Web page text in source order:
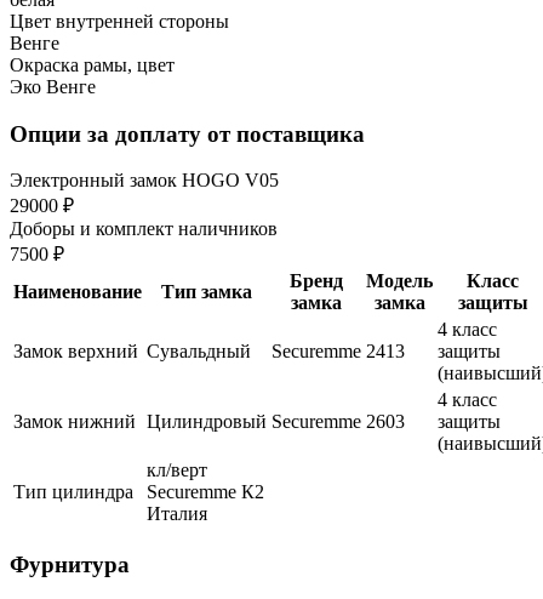
Цвет внутренней стороны
Венге
Окраска рамы, цвет
Эко Венге
Опции за доплату от поставщика
Электронный замок HOGO V05
29000 ₽
Доборы и комплект наличников
7500 ₽
Наименование
Тип замка
Бренд
замка
Модель
замка
Класс
защиты
Замок верхний Сувальдный Securemme 2413
4 класс
защиты
Замок нижний Цилиндровый Securemme 2603
4 класс
защиты
Тип цилиндра
кл/верт
Securemme К2
Италия
Фурнитура